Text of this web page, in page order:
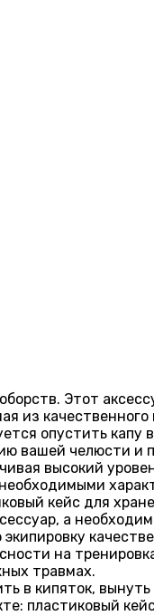
Этот
из
опустить капу в
вашей челюсти и
высокий
кейс для
а
на
травмах.
в кипяток,
пластиковый